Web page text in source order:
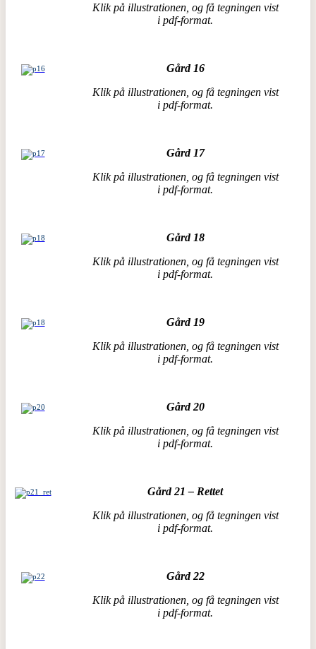
Klik på illustrationen, og få tegningen vist
i pdf-format.
Gård 16
Klik på illustrationen, og få tegningen vist
i pdf-format.
Gård 17
Klik på illustrationen, og få tegningen vist
i pdf-format.
Gård 18
Klik på illustrationen, og få tegningen vist
i pdf-format.
Gård 19
Klik på illustrationen, og få tegningen vist
i pdf-format.
Gård 20
Klik på illustrationen, og få tegningen vist
i pdf-format.
Gård 21 – Rettet
Klik på illustrationen, og få tegningen vist
i pdf-format.
Gård 22
Klik på illustrationen, og få tegningen vist
i pdf-format.